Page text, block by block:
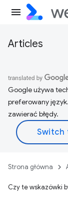
Articles
Google używa
preferowany
zawierać błędy.
Strona główna
Czy te wskazówki